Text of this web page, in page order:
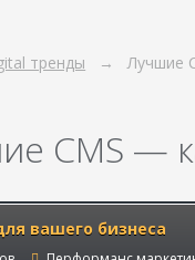
тренды Лучшие
CMS —
вашего бизнеса